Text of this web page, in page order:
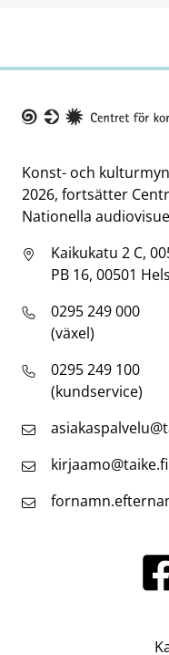
Konst- och
2026, fortsätter
Nationella
Kaikukatu 2 C,
PB 16, 00501
0295 249 000
(växel)
0295 249 100
(kundservice)
kirjaamo@taike.fi